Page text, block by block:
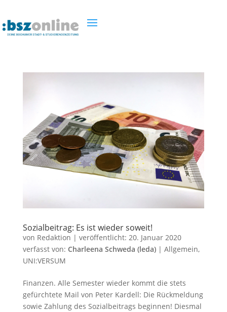
Sozialbeitrag: Es ist wieder soweit!
von Redaktion | veröffentlicht: 20. Januar 2020
verfasst von: Charleena Schweda (leda)| Allgemein,
UNI:VERSUM
Finanzen. Alle Semester wieder kommt die stets
gefürchtete Mail von Peter Kardell: Die Rückmeldung
sowie Zahlung des Sozialbeitrags beginnen! Diesmal